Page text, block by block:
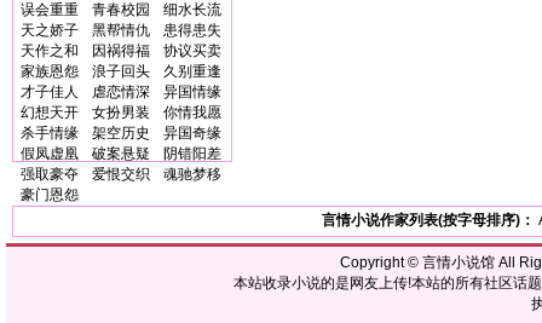
误会重重
青春校园
细水长流
天之娇子
黑帮情仇
患得患失
天作之和
因祸得福
协议买卖
家族恩怨
浪子回头
久别重逢
才子佳人
虐恋情深
异国情缘
幻想天开
女扮男装
你情我愿
杀手情缘
架空历史
异国奇缘
假凤虚凰
破案悬疑
阴错阳差
强取豪夺
爱恨交织
魂驰梦移
豪门恩怨
言情小说作家列表(按字母排序)：
Copyright © 言情小说馆All
本站收录小说的是网友上传!本站的所有社区话